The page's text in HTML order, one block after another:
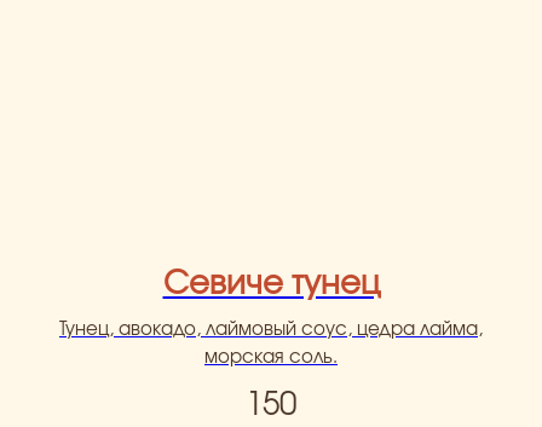
Севиче тунец
Тунец, авокадо, лаймовый соус, цедра лайма,
морская соль.
150